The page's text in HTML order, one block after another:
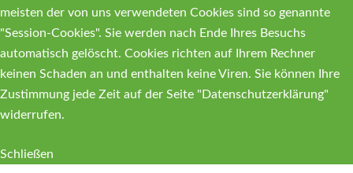
meisten der von uns verwendeten Cookies sind so genannte
"Session-Cookies". Sie werden nach Ende Ihres Besuchs
automatisch gelöscht. Cookies richten auf Ihrem Rechner
keinen Schaden an und enthalten keine Viren. Sie können Ihre
Zustimmung jede Zeit auf der Seite "Datenschutzerklärung"
widerrufen.
Schließen